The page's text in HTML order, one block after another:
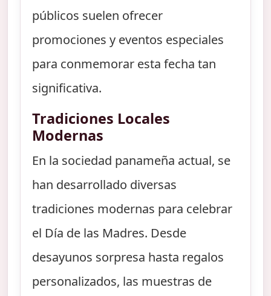
públicos suelen ofrecer
promociones y eventos especiales
para conmemorar esta fecha tan
significativa.
Tradiciones Locales
Modernas
En la sociedad panameña actual, se
han desarrollado diversas
tradiciones modernas para celebrar
el Día de las Madres. Desde
desayunos sorpresa hasta regalos
personalizados, las muestras de